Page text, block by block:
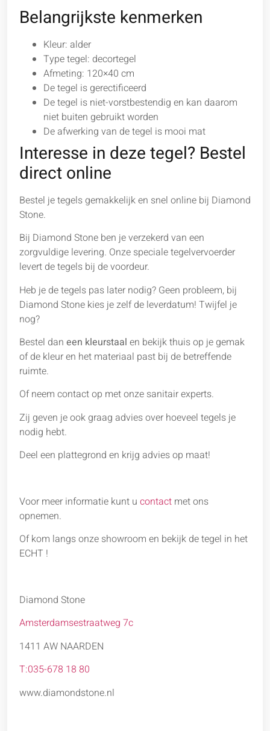
Belangrijkste kenmerken
Kleur: alder
Type tegel: decortegel
Afmeting: 120×40 cm
De tegel is gerectificeerd
De tegel is niet-vorstbestendig en kan daarom
niet buiten gebruikt worden
De afwerking van de tegel is mooi mat
Interesse in deze tegel? Bestel
direct online
Bestel je tegels gemakkelijk en snel online bij Diamond
Stone.
Bij Diamond Stone ben je verzekerd van een
zorgvuldige levering. Onze speciale tegelvervoerder
levert de tegels bij de voordeur.
Heb je de tegels pas later nodig? Geen probleem, bij
Diamond Stone kies je zelf de leverdatum! Twijfel je
nog?
Bestel dan een kleurstaal en bekijk thuis op je gemak
of de kleur en het materiaal past bij de betreffende
ruimte.
Of neem contact op met onze sanitair experts.
Zij geven je ook graag advies over hoeveel tegels je
nodig hebt.
Deel een plattegrond en krijg advies op maat!
Voor meer informatie kunt u contact met ons
opnemen.
Of kom langs onze showroom en bekijk de tegel in het
ECHT !
Diamond Stone
Amsterdamsestraatweg 7c
1411 AW NAARDEN
T:035-678 18 80
www.diamondstone.nl